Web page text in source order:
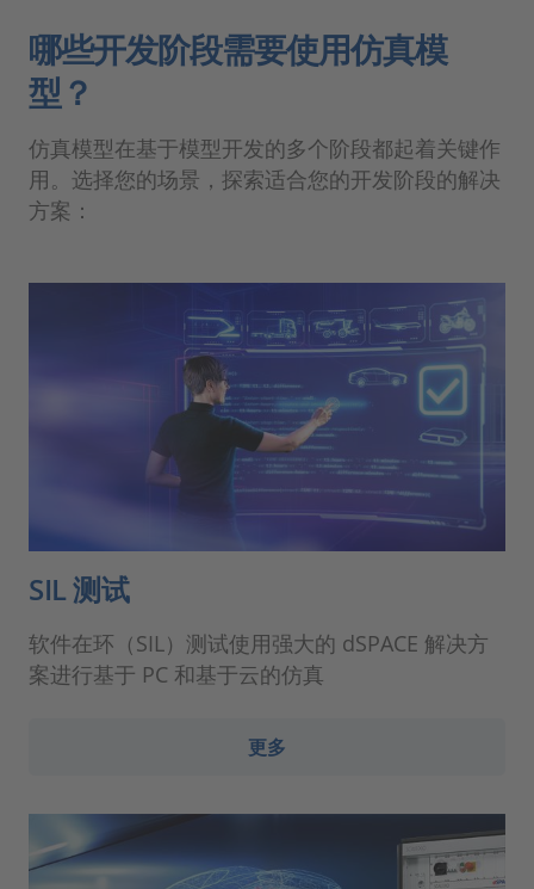
哪些开发阶段需要使用仿真模
型？
仿真模型在基于模型开发的多个阶段都起着关键作
用。选择您的场景，探索适合您的开发阶段的解决
方案：
SIL 测试
软件在环（SIL）测试使用强大的 dSPACE 解决方
案进行基于 PC 和基于云的仿真
更多